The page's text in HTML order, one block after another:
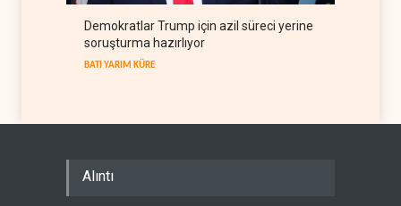
Demokratlar Trump için azil süreci yerine
soruşturma hazırlıyor
BATI YARIM KÜRE
Alıntı